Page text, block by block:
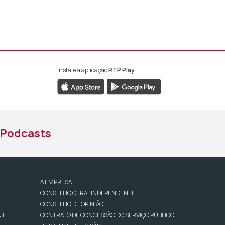
da RTP África
da RTP África
YouTube da RTP África
Instale a aplicaçãoRTP Play
Podcasts
A EMPRESA
CONSELHO GERAL INDEPENDENTE
CONSELHO DE OPINIÃO
CONTRATO DE CONCESSÃO DO SERVIÇO PÚBLICO